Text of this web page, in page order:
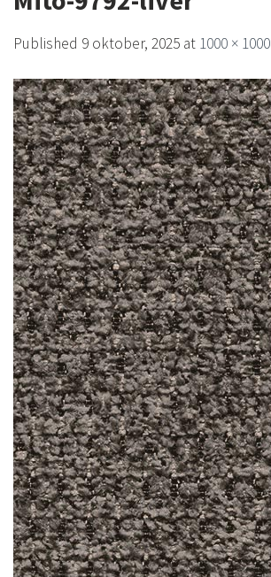
Published 9 oktober, 2025 at 1000 × 1000